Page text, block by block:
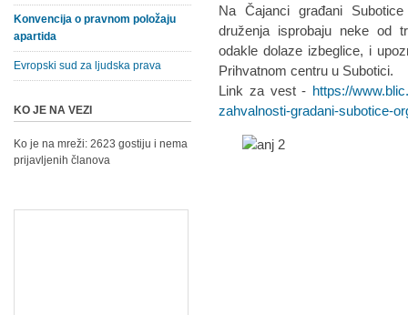
Na Čajanci građani
druženja isprobaju neke od
odakle dolaze izbeglice, i
Prihvatnom centru u Subotici.
Link za vest - https://
zahvalnosti-gradani-subotice-
Konvencija o pravnom položaju
apartida
Evropski sud za ljudska prava
KO JE NA VEZI
Ko je na mreži: 2623 gostiju i nema
prijavljenih članova